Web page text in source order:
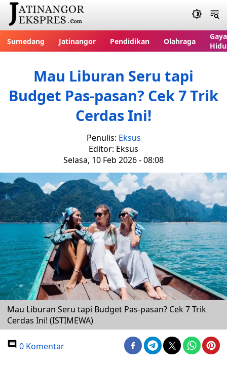
Sumedang Jatinangor Pendidikan Olahraga
Gaya
Mau Liburan Seru tapi
Budget Pas-pasan? Cek 7 Trik
Cerdas Ini!
Penulis: Eksus
Editor: Eksus
Selasa, 10 Feb 2026 - 08:08
Mau Liburan Seru tapi Budget Pas-pasan? Cek 7 Trik
Cerdas Ini! (ISTIMEWA)
0 Komentar